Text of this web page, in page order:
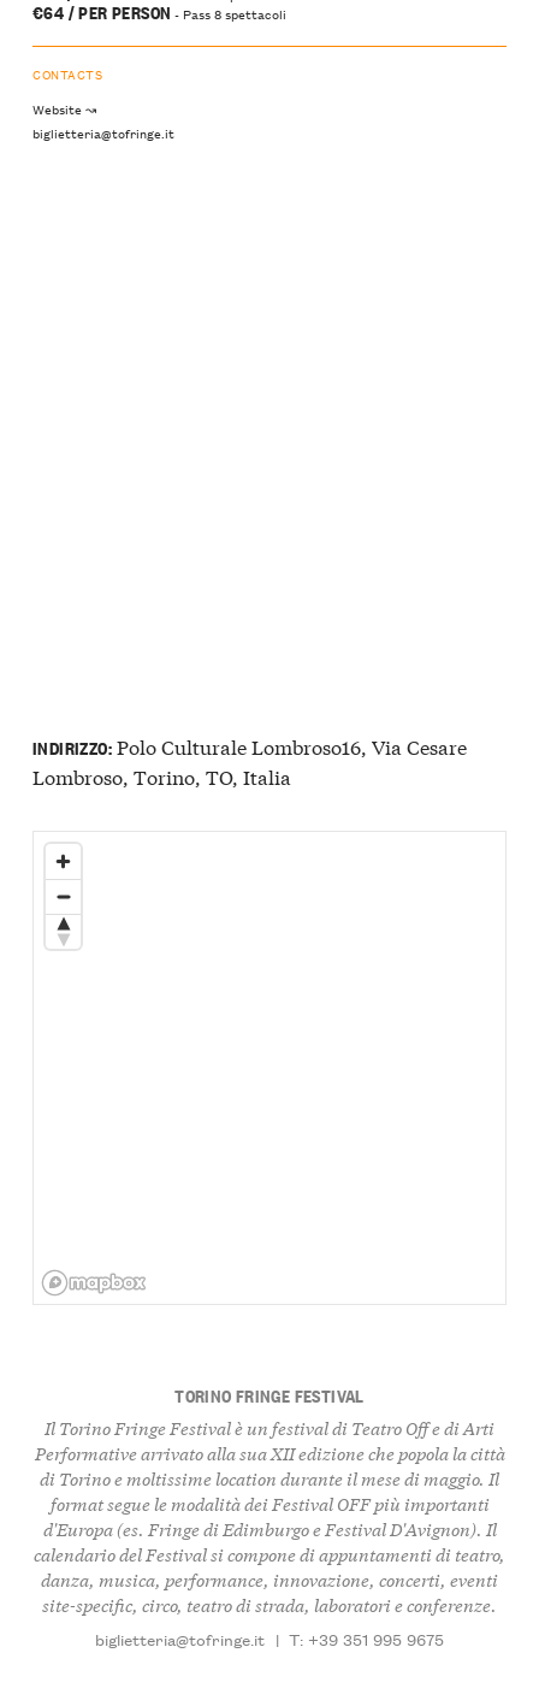
€64 / PER PERSON - Pass 8 spettacoli
CONTACTS
Website ↝
biglietteria@tofringe.it
INDIRIZZO:Polo Culturale Lombroso16, Via Cesare
Lombroso, Torino, TO, Italia
TORINO FRINGE FESTIVAL
Il Torino Fringe Festival è un festival di Teatro Off e di Arti
Performative arrivato alla sua XII edizione che popola la città
di Torino e moltissime location durante il mese di maggio. Il
format segue le modalità dei Festival OFF più importanti
d'Europa (es. Fringe di Edimburgo e Festival D'Avignon). Il
calendario del Festival si compone di appuntamenti di teatro,
danza, musica, performance, innovazione, concerti, eventi
site-specific, circo, teatro di strada, laboratori e conferenze.
biglietteria@tofringe.it | T: +39 351 995 9675